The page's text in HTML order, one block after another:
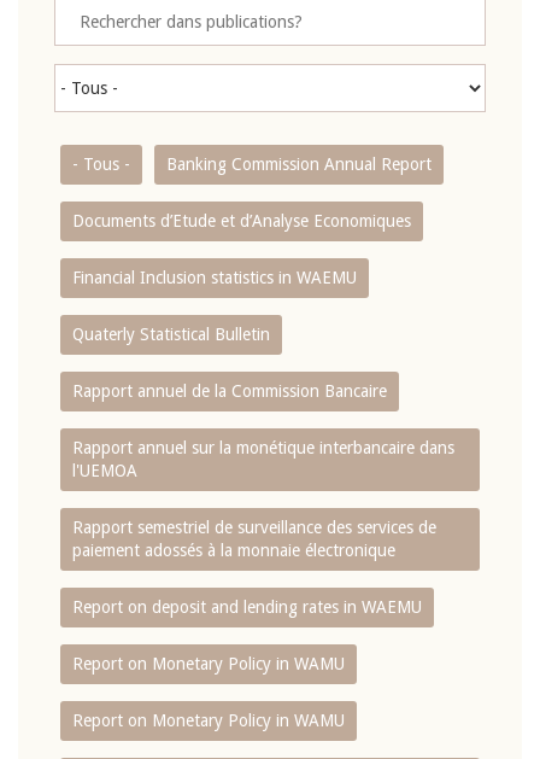
- Tous - Banking Commission Annual Report
Documents d’Etude et d’Analyse Economiques
Financial Inclusion statistics in WAEMU
Quaterly Statistical Bulletin
Rapport annuel de la Commission Bancaire
Rapport annuel sur la monétique interbancaire dans
l'UEMOA
Rapport semestriel de surveillance des services de
paiement adossés à la monnaie électronique
Report on deposit and lending rates in WAEMU
Report on Monetary Policy in WAMU
Report on Monetary Policy in WAMU